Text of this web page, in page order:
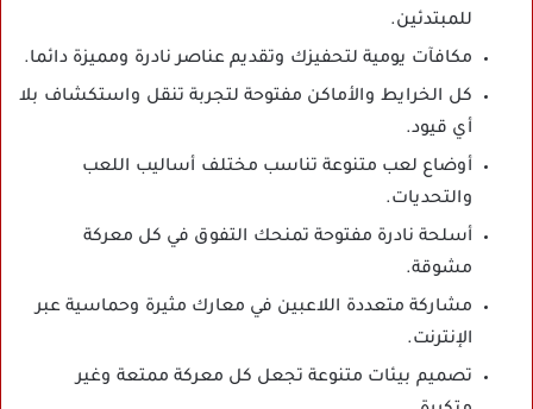
للمبتدئين.
مكافآت يومية لتحفيزك وتقديم عناصر نادرة ومميزة دائما.
كل الخرايط والأماكن مفتوحة لتجربة تنقل واستكشاف بلا
أي قيود.
أوضاع لعب متنوعة تناسب مختلف أساليب اللعب
والتحديات.
أسلحة نادرة مفتوحة تمنحك التفوق في كل معركة
مشوقة.
مشاركة متعددة اللاعبين في معارك مثيرة وحماسية عبر
الإنترنت.
تصميم بيئات متنوعة تجعل كل معركة ممتعة وغير